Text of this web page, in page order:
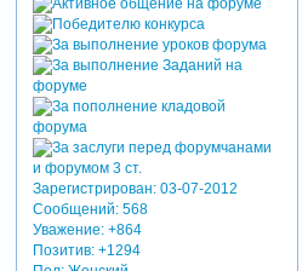
Зарегистрирован: 03-07-2012
Сообщений:568
Уважение: +864
Позитив: +1294